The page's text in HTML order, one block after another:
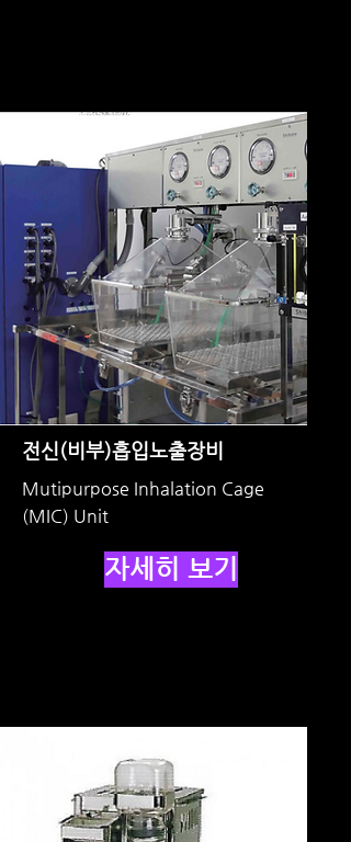
전신(비부)흡입노출장비
Mutipurpose Inhalation Cage
(MIC) Unit
자세히 보기